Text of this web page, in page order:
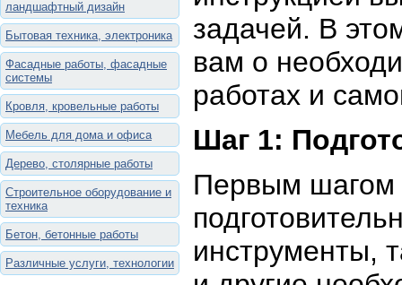
ландшафтный дизайн
Бытовая техника, электроника
Фасадные работы, фасадные
системы
Кровля, кровельные работы
Мебель для дома и офиса
Дерево, столярные работы
Строительное оборудование и
техника
Бетон, бетонные работы
Различные услуги, технологии
задачей. В
вам о
работах и
Шаг 1:
Первым шагом
инструменты,